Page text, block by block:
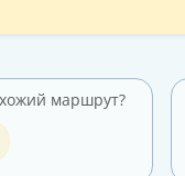
маршрут?